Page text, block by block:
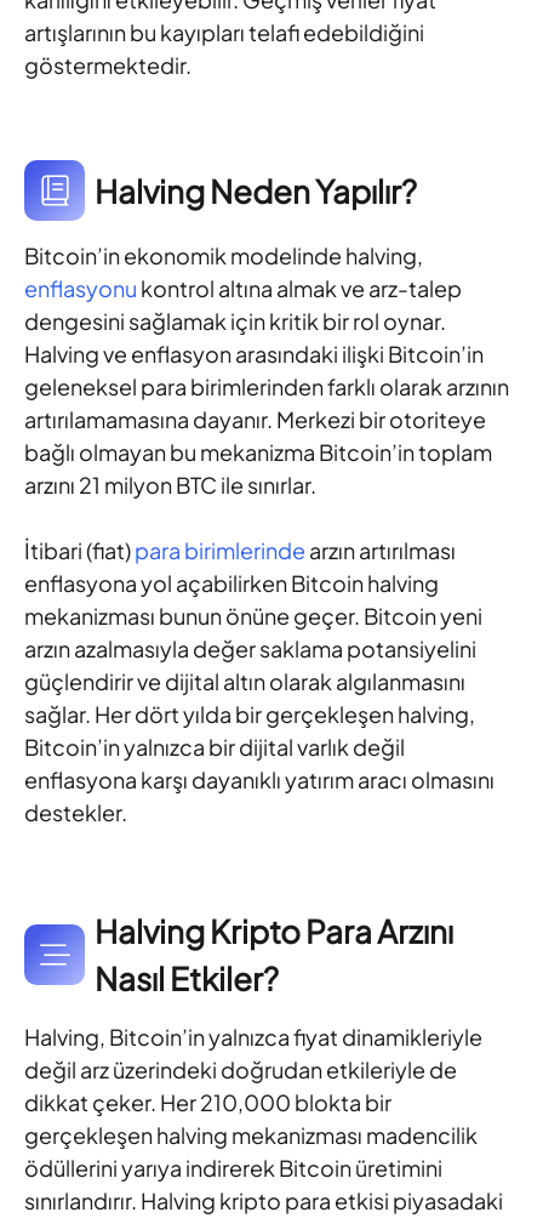
artışlarının bu kayıpları telafi edebildiğini
göstermektedir.
Halving Neden Yapılır?
Bitcoin’in ekonomik modelinde halving,
enflasyonu kontrol altına almak ve arz-talep
dengesini sağlamak için kritik bir rol oynar.
Halving ve enflasyon arasındaki ilişki Bitcoin’in
geleneksel para birimlerinden farklı olarak arzının
artırılamamasına dayanır. Merkezi bir otoriteye
bağlı olmayan bu mekanizma Bitcoin’in toplam
arzını 21 milyon BTC ile sınırlar.
İtibari (fiat)para birimlerinde arzın artırılması
enflasyona yol açabilirken Bitcoin halving
mekanizması bunun önüne geçer. Bitcoin yeni
arzın azalmasıyla değer saklama potansiyelini
güçlendirir ve dijital altın olarak algılanmasını
sağlar. Her dört yılda bir gerçekleşen halving,
Bitcoin’in yalnızca bir dijital varlık değil
enflasyona karşı dayanıklı yatırım aracı olmasını
destekler.
Halving Kripto Para Arzını
Nasıl Etkiler?
Halving, Bitcoin’in yalnızca fiyat dinamikleriyle
değil arz üzerindeki doğrudan etkileriyle de
dikkat çeker. Her 210,000 blokta bir
gerçekleşen halving mekanizması madencilik
ödüllerini yarıya indirerek Bitcoin üretimini
sınırlandırır. Halving kripto para etkisi piyasadaki